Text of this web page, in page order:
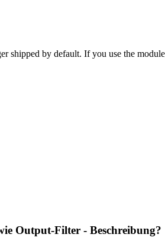
by default. If you use the
Output-Filter - Beschreibung?